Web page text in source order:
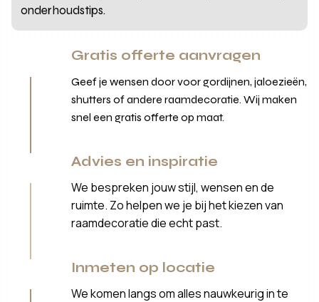
onderhoudstips.
Gratis offerte aanvragen
Geef je wensen door voor gordijnen, jaloezieën,
shutters of andere raamdecoratie. Wij maken
snel een gratis offerte op maat.
Advies en inspiratie
We bespreken jouw stijl, wensen en de
ruimte. Zo helpen we je bij het kiezen van
raamdecoratie die echt past.
Inmeten op locatie
We komen langs om alles nauwkeurig in te